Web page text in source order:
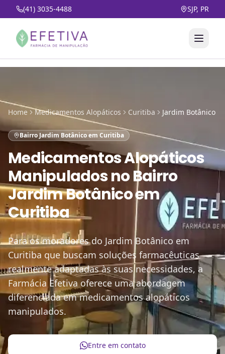
(41) 3035-4488 SJP, PR
Home Medicamentos Alopáticos Curitiba Jardim Botânico
Bairro Jardim Botânico em Curitiba
Medicamentos Alopáticos
ManipuladosnoBairro
Jardim Botânico em
Curitiba
Para os moradores do Jardim Botânico em
Curitiba que buscam soluções farmacêuticas
realmente adaptadas às suas necessidades, a
Farmácia Efetiva oferece uma abordagem
diferenciada em medicamentos alopáticos
manipulados.
Entre em contato